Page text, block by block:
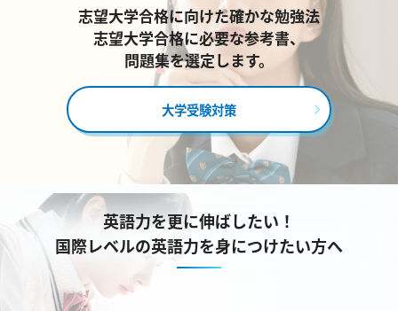
志望大学合格に向けた確かな勉強法
志望大学合格に必要な参考書、
問題集を選定します。
大学受験対策
英語力を更に伸ばしたい！
国際レベルの英語力を身につけたい方へ